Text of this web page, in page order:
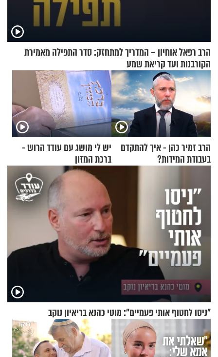
הרב רפאל אוחיון – המדריך למתחזק: סדר התפילה מאמירת
הקורבנות ועד קריאת שמע
הרב זמיר כהן - איך להתקדם
בעבודת המידות?
יש לי מושג עם עודד הרוש -
ברכת המזון
"ניסו לחטוף אותי פעמיים": מוטי כהנא בריאיון נוקב